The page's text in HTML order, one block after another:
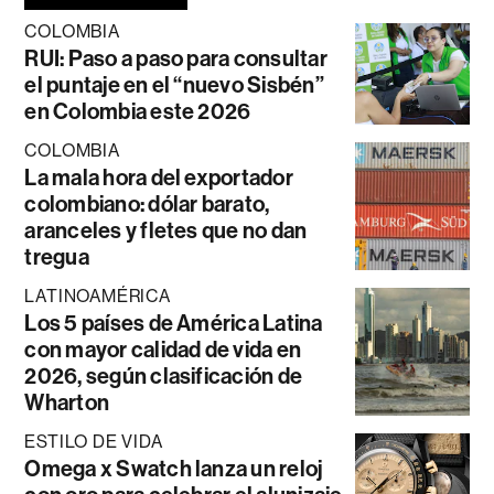
COLOMBIA
RUI: Paso a paso para consultar
el puntaje en el “nuevo Sisbén”
en Colombia este 2026
COLOMBIA
La mala hora del exportador
colombiano: dólar barato,
aranceles y fletes que no dan
tregua
LATINOAMÉRICA
Los 5 países de América Latina
con mayor calidad de vida en
2026, según clasificación de
Wharton
ESTILO DE VIDA
Omega x Swatch lanza un reloj